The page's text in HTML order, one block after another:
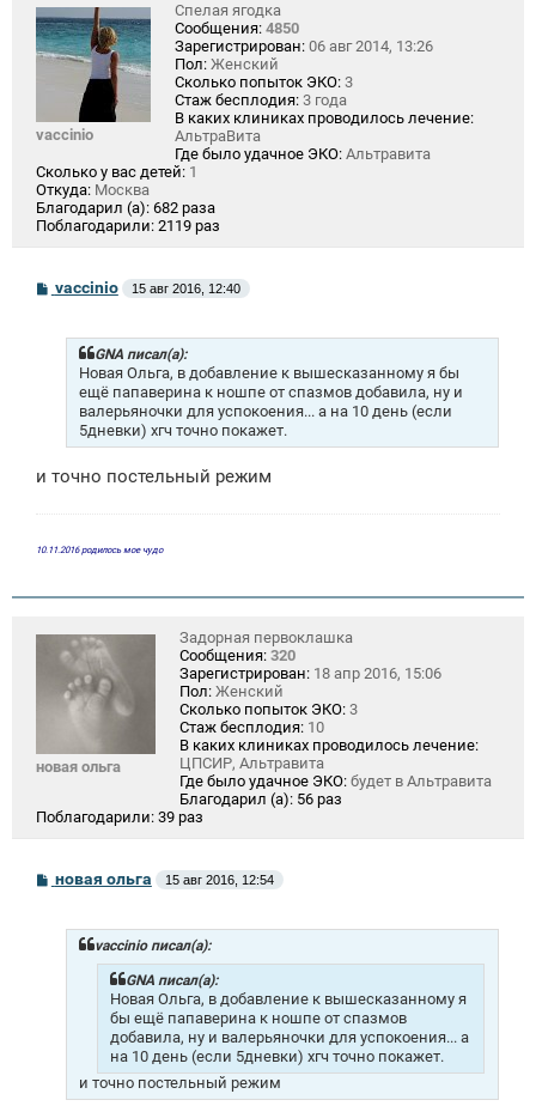
vaccinio
Спелая ягодка
Сообщения: 4850
Зарегистрирован: 06 авг 2014, 13:26
Пол: Женский
Сколько попыток ЭКО: 3
Стаж бесплодия: 3 года
В каких клиниках проводилось лечение:
АльтраВита
Где было удачное ЭКО: Альтравита
Сколько у вас детей: 1
Откуда: Москва
Благодарил (а): 682 раза
Поблагодарили: 2119 раз
Сvaccinio 15 авг 2016, 12:40
GNA писал(а):
Новая Ольга, в добавление к вышесказанному я бы
ещё папаверина к ношпе от спазмов добавила, ну и
валерьяночки для успокоения... а на 10 день (если
5дневки) хгч точно покажет.
и точно постельный режим
10.11.2016 родилось мое чудо
новая ольга
Задорная первоклашка
Сообщения: 320
Зарегистрирован: 18 апр 2016, 15:06
Пол: Женский
Сколько попыток ЭКО: 3
Стаж бесплодия: 10
В каких клиниках проводилось лечение:
ЦПСИР, Альтравита
Где было удачное ЭКО: будет в Альтравита
Благодарил (а): 56 раз
Поблагодарили: 39 раз
Сновая ольга 15 авг 2016, 12:54
vaccinio писал(а):
GNA писал(а):
Новая Ольга, в добавление к вышесказанному я
бы ещё папаверина к ношпе от спазмов
добавила, ну и валерьяночки для успокоения... а
на 10 день (если 5дневки) хгч точно покажет.
и точно постельный режим